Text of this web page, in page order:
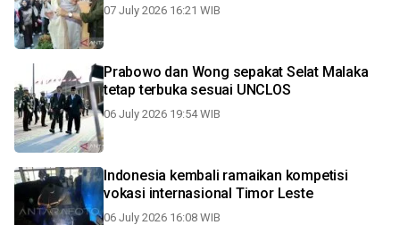
07 July 2026 16:21 WIB
Prabowo dan Wong sepakat Selat Malaka
tetap terbuka sesuai UNCLOS
06 July 2026 19:54 WIB
Indonesia kembali ramaikan kompetisi
vokasi internasional Timor Leste
06 July 2026 16:08 WIB